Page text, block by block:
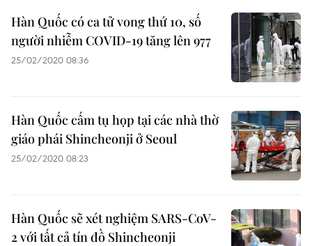
Hàn Quốc có ca tử vong thứ 10, số
người nhiễm COVID-19 tăng lên 977
25/02/2020 08:36
Hàn Quốc cấm tụ họp tại các nhà thờ
giáo phái Shincheonji ở Seoul
25/02/2020 08:23
Hàn Quốc sẽ xét nghiệm SARS-CoV-
2 với tất cả tín đồ Shincheonji